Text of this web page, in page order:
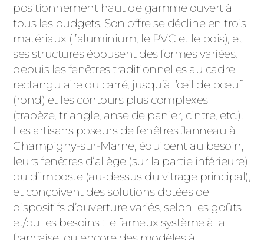
positionnement haut de gamme ouvert à
tous les budgets. Son offre se décline en trois
matériaux (l’aluminium, le PVC et le bois), et
ses structures épousent des formes variées,
depuis les fenêtres traditionnelles au cadre
rectangulaire ou carré, jusqu’à l’œil de bœuf
(rond) et les contours plus complexes
(trapèze, triangle, anse de panier, cintre, etc.).
Les artisans poseurs de fenêtres Janneau à
Champigny-sur-Marne, équipent au besoin,
leurs fenêtres d’allège (sur la partie inférieure)
ou d’imposte (au-dessus du vitrage principal),
et conçoivent des solutions dotées de
dispositifs d’ouverture variés, selon les goûts
et/ou les besoins : le fameux système à la